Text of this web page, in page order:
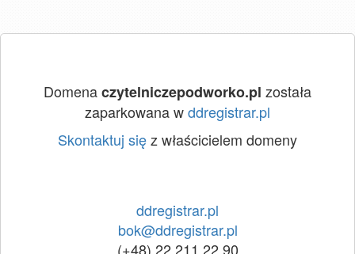
Domenaczytelniczepodworko.pl została
zaparkowana wddregistrar.pl
Skontaktuj sięz właścicielem domeny
ddregistrar.pl
bok@ddregistrar.pl
(+48) 22 211 22 90